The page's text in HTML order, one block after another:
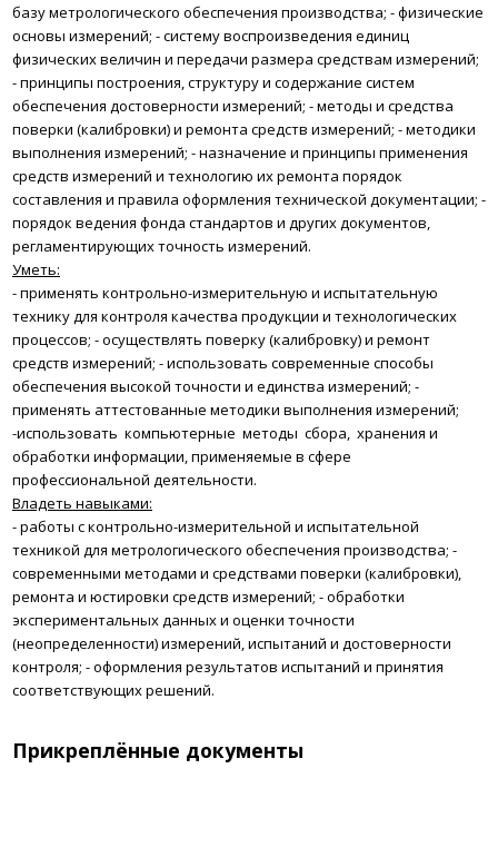
базу метрологического обеспечения производства; - физические
основы измерений; - систему воспроизведения единиц
физических величин и передачи размера средствам измерений;
- принципы построения, структуру и содержание систем
обеспечения достоверности измерений; - методы и средства
поверки (калибровки) и ремонта средств измерений; - методики
выполнения измерений; - назначение и принципы применения
средств измерений и технологию их ремонта порядок
составления и правила оформления технической документации; -
порядок ведения фонда стандартов и других документов,
регламентирующих точность измерений.
Уметь:
- применять контрольно-измерительную и испытательную
технику для контроля качества продукции и технологических
процессов; - осуществлять поверку (калибровку) и ремонт
средств измерений; - использовать современные способы
обеспечения высокой точности и единства измерений; -
применять аттестованные методики выполнения измерений;
-использовать компьютерные методы сбора, хранения и
обработки информации, применяемые в сфере
профессиональной деятельности.
Владеть навыками:
- работы с контрольно-измерительной и испытательной
техникой для метрологического обеспечения производства; -
современными методами и средствами поверки (калибровки),
ремонта и юстировки средств измерений; - обработки
экспериментальных данных и оценки точности
(неопределенности) измерений, испытаний и достоверности
контроля; - оформления результатов испытаний и принятия
соответствующих решений.
Прикреплённые документы